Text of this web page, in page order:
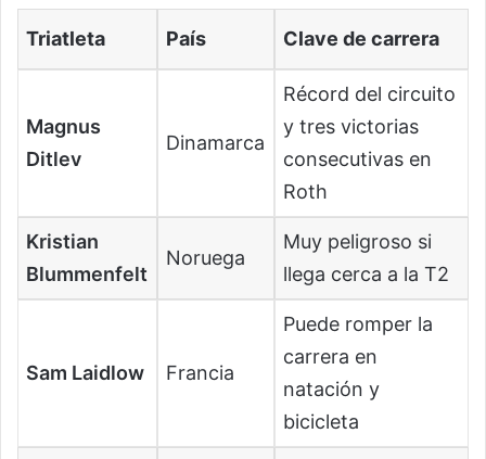
Triatleta País Clave de carrera
Magnus
Ditlev
Dinamarca
Récord del circuito
y tres victorias
consecutivas en
Roth
Kristian
Blummenfelt
Noruega
Muy peligroso si
llega cerca a la T2
Sam Laidlow Francia
Puede romper la
carrera en
natación y
bicicleta